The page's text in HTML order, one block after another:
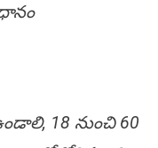
18 నుంచి 60